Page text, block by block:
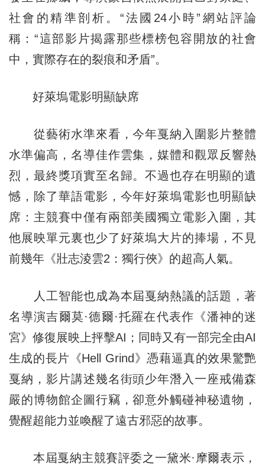
社會的精準剖析。“法國24小時”網站評論
稱：“這部影片揭露那些標榜包容開放的社會
中，實際存在的裂痕和矛盾”。
好萊塢電影明顯缺席
從藝術水準來看，今年戛納入圍影片整體
水準偏高，名導佳作雲集，媒體和觀眾反響熱
烈，最終獎項實至名歸。不過也存在明顯的遺
憾，除了華語電影，今年好萊塢電影也明顯缺
席：主競賽中僅有兩部美國獨立電影入圍，其
他展映單元裏也少了好萊塢大片的捧場，不見
前幾年《壯志淩雲2：獨行俠》的超高人氣。
人工智能也成為本屆戛納熱議的話題，著
名導演吉爾莫·德爾·托羅在代表作《潘神的迷
宮》修復展映上抨擊AI；同時又有一部完全由AI
生成的長片《Hell Grind》憑藉逼真的效果驚艷
戛納，影片講述幾名街頭少年潛入一座戒備森
嚴的博物館企圖行竊，卻意外觸碰神秘遺物，
覺醒超能力並喚醒了遠古邪惡的故事。
本屆戛納主競賽評委之一黛米·摩爾表示，